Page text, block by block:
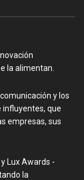
la alimentan.
y los
influyentes, que
empresas, sus
Lux Awards -
la